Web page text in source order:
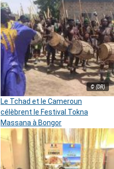
© (DR)
Le Tchad et le Cameroun
célèbrent le Festival Tokna
Massana à Bongor